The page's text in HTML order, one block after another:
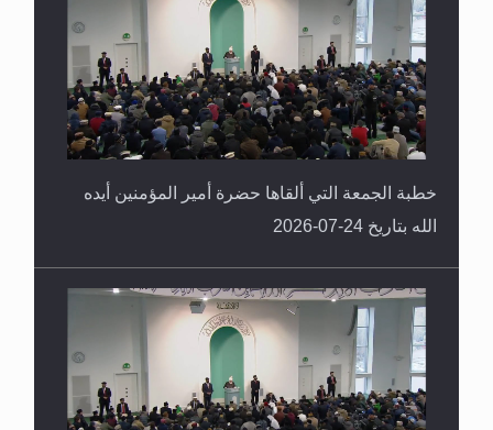
خطبة الجمعة التي ألقاها حضرة أمير المؤمنين أيده
الله بتاريخ 24-07-2026